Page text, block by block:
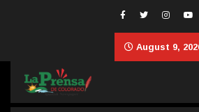
August 9,